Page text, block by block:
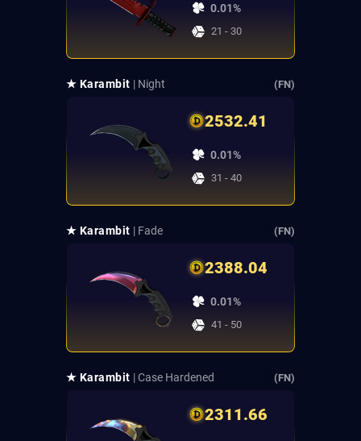
0.01%
21 - 30
★ Karambit | Night (FN)
2532.41
0.01%
31 - 40
★ Karambit | Fade (FN)
2388.04
0.01%
41 - 50
★ Karambit | Case Hardened (FN)
2311.66